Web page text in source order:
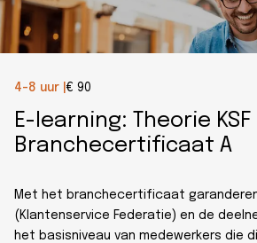
4-8 uur | € 90
E-learning: Theorie KSF
Branchecertificaat A
Met het branchecertificaat garanderen
(Klantenservice Federatie) en de
het basisniveau van medewerkers die